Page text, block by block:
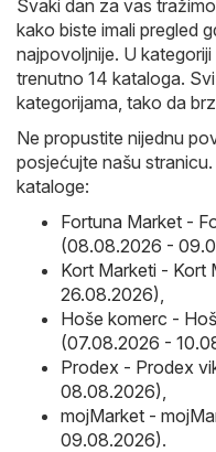
Svaki dan za vas
kako biste imali pregled
najpovoljnije. U
trenutno 14 kataloga.
kategorijama, tako da
Ne propustite nijednu
posjećujte našu
kataloge:
Fortuna Market -
(08.08.2026 -
Kort Marketi - Kort
26.08.2026)
Hoše komerc -
(07.08.2026 -
Prodex - Prodex
08.08.2026)
mojMarket -
09.08.2026).